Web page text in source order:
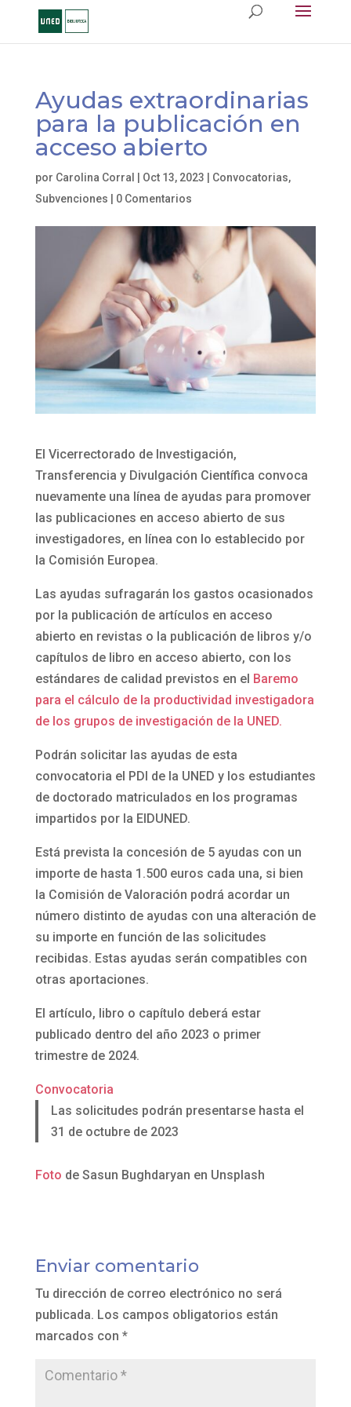
Ayudas extraordinarias
para la publicación en
acceso abierto
por Carolina Corral Oct 13, 2023 Convocatorias,
Subvenciones
0 Comentarios
El Vicerrectorado de Investigación,
Transferencia y Divulgación Científica convoca
nuevamente una línea de ayudas para promover
las publicaciones en acceso abierto de sus
investigadores, en línea con lo establecido por
la Comisión Europea.
Las ayudas sufragarán los gastos ocasionados
por la publicación de artículos en acceso
abierto en revistas o la publicación de libros y/o
capítulos de libro en acceso abierto, con los
estándares de calidad previstos en el Baremo
para el cálculo de la productividad investigadora
de los grupos de investigación de la UNED.
Podrán solicitar las ayudas de esta
convocatoria el PDI de la UNED y los estudiantes
de doctorado matriculados en los programas
impartidos por la EIDUNED.
Está prevista la concesión de 5 ayudas con un
importe de hasta 1.500 euros cada una, si bien
la Comisión de Valoración podrá acordar un
número distinto de ayudas con una alteración de
su importe en función de las solicitudes
recibidas. Estas ayudas serán compatibles con
otras aportaciones.
El artículo, libro o capítulo deberá estar
publicado dentro del año 2023 o primer
trimestre de 2024.
Convocatoria
Las solicitudes podrán presentarse hasta el
31 de octubre de 2023
Foto de Sasun Bughdaryan en Unsplash
Enviar comentario
Tu dirección de correo electrónico no será
publicada. Los campos obligatorios están
marcados con *